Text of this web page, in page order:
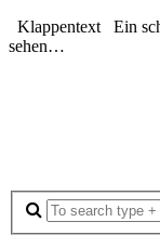
Klappentext Ein
sehen…